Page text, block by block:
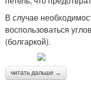
В случае
воспользоваться
(болгаркой).
читать дальше →